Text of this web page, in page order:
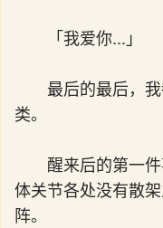
「我爱你...」
最后的最后，
类。
醒来后的第一
体关节各处没有散
阵。